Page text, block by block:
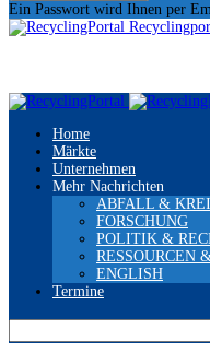
Ein Passwort wird Ihnen per
Home
Märkte
Unternehmen
Mehr Nachrichten
ABFALL &
FORSCHUNG
POLITIK &
RESSOURCEN
ENGLISH
Termine